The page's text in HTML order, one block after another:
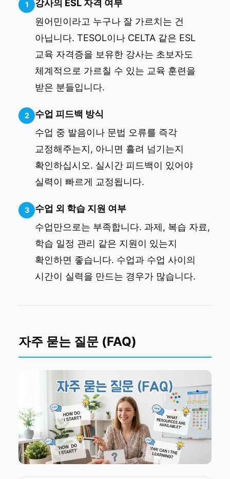
1
강사의 ESL 자격 여부
원어민이라고 누구나 잘 가르치는 건
아닙니다. TESOL이나 CELTA 같은 ESL
교육 자격증을 보유한 강사는 초보자도
체계적으로 가르칠 수 있는 교육 훈련을
받은 분들입니다.
2
수업 피드백 방식
수업 중 발음이나 문법 오류를 즉각
교정해주는지, 아니면 흘려 넘기는지
확인하십시오. 실시간 피드백이 있어야
실력이 빠르게 교정됩니다.
3
수업 외 학습 지원 여부
수업만으로는 부족합니다. 과제, 복습 자료,
학습 일정 관리 같은 지원이 있는지
확인하면 좋습니다. 수업과 수업 사이의
시간이 실력을 만드는 경우가 많습니다.
자주 묻는 질문 (FAQ)